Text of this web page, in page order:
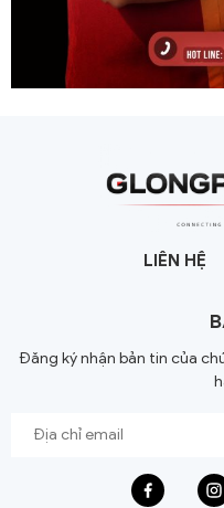
LIÊN HỆ
Đăng ký nhận bản tin của